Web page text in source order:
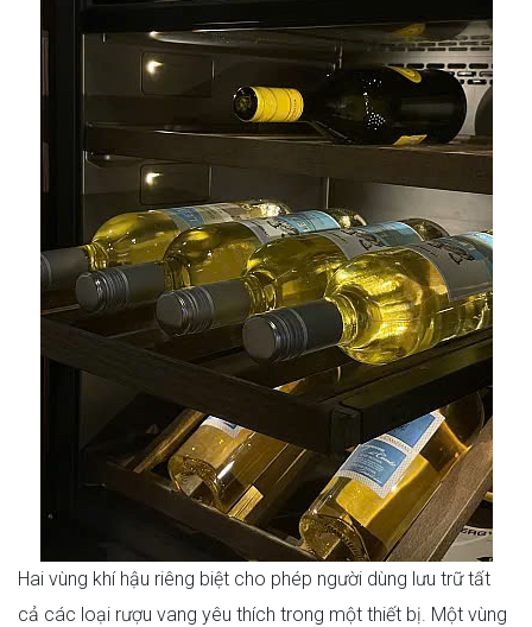
Hai vùng khí hậu riêng biệt cho phép người dùng lưu trữ tất
cả các loại rượu vang yêu thích trong một thiết bị. Một vùng